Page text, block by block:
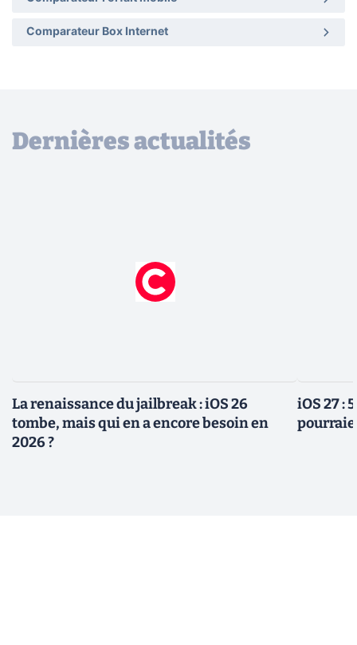
Comparateur Box Internet
Dernières actualités
La renaissance du jailbreak : iOS 26
tombe, mais qui en a encore besoin en
2026 ?
iOS 27 :